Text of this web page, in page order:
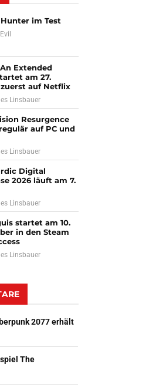
im Test
Extended
am 27.
auf Netflix
Linsbauer
Resurgence
auf PC und
Linsbauer
Digital
2026 läuft am 7.
Linsbauer
startet am 10.
in den Steam
Linsbauer
2077 erhält
The